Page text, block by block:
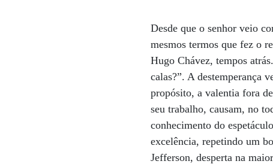
Desde que o senhor veio
mesmos termos que fez o
Hugo Chávez, tempos
calas?”. A destemperança
propósito, a valentia fora
seu trabalho, causam, no
conhecimento do
excelência, repetindo um
Jefferson, desperta na